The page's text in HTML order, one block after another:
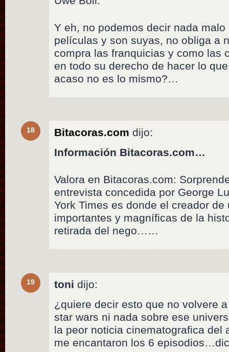
Y eh, no podemos decir nada
películas y son suyas, no obliga a
compra las franquicias y como las
en todo su derecho de hacer lo
acaso no es lo mismo?…
18 Bitacoras.com dijo:
Información Bitacoras.com…
Valora en Bitacoras.com:
entrevista concedida por George
York Times es donde el creador
importantes y magníficas de la
retirada del nego……
19 toni dijo:
¿quiere decir esto que no volvere
star wars ni nada sobre ese
la peor noticia cinematografica del
me encantaron los 6